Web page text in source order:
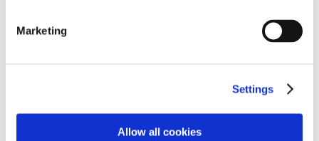
Marketing
Settings
Allow all cookies
€ 2,34 1,59